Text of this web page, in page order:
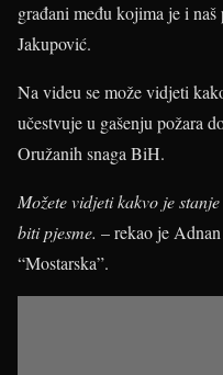
građani među kojima je i
Jakupović.
Na videu se može vidjeti
učestvuje u gašenju požara
Oružanih snaga BiH.
Možete vidjeti kakvo je
biti pjesme. – rekao je
“Mostarska”.